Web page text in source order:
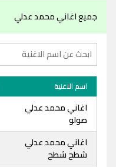
جميع اغاني محمد عدلي
اسم الاغنية
اغاني محمد عدلي
صولو
اغاني محمد عدلي
شطح شطح